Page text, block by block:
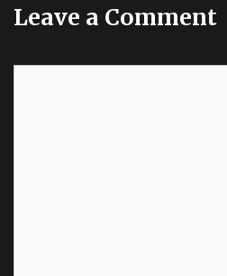
Leave a Comment